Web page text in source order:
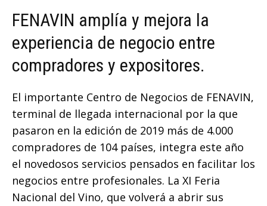
FENAVIN amplía y mejora la
experiencia de negocio entre
compradores y expositores.
El importante Centro de Negocios de FENAVIN,
terminal de llegada internacional por la que
pasaron en la edición de 2019 más de 4.000
compradores de 104 países, integra este año
el novedosos servicios pensados en facilitar los
negocios entre profesionales. La XI Feria
Nacional del Vino, que volverá a abrir sus